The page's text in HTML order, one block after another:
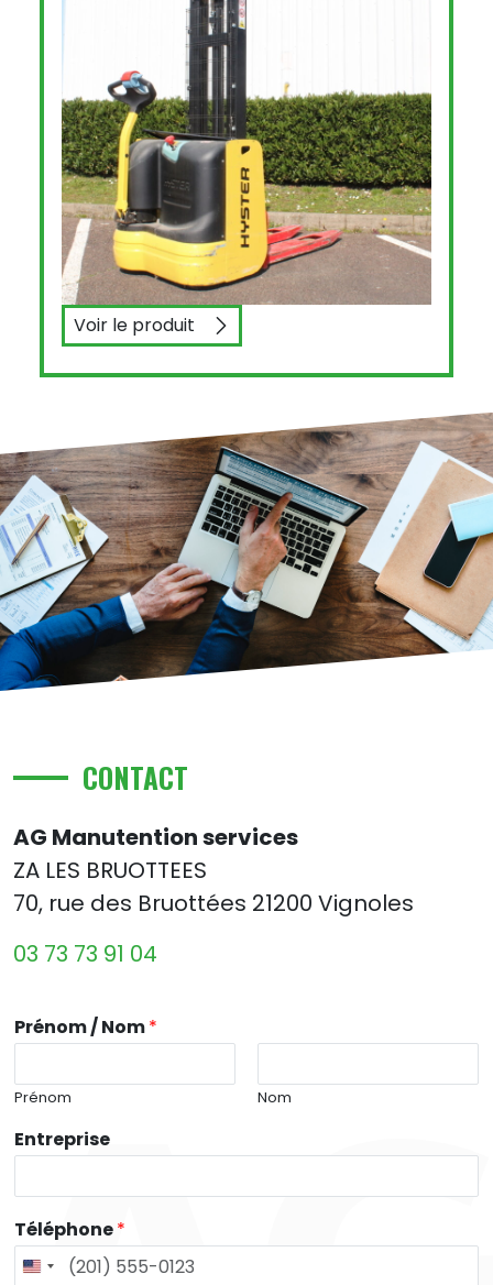
Voir le produitHYSTER S1.0E
CONTACT
AG Manutention services
ZA LES BRUOTTEES
70, rue des Bruottées 21200 Vignoles
03 73 73 91 04
Prénom / Nom*
Prénom Nom
Entreprise
Téléphone*